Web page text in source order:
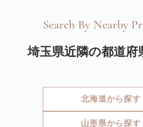
Search By Nearby
埼玉県近隣の都道府
北海道から探す
山形県から探す